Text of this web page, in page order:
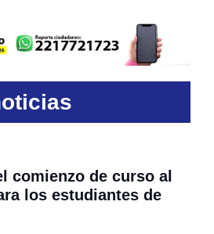
comienzo de curso al
los estudiantes de